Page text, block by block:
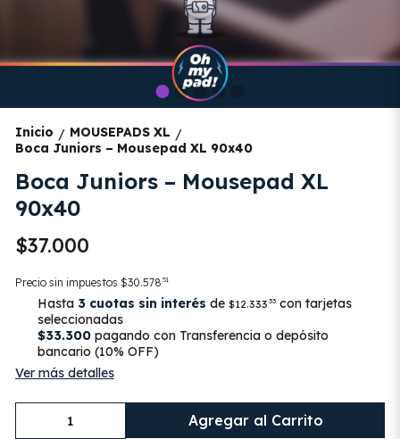
Inicio / MOUSEPADS XL /
Boca Juniors – Mousepad XL 90x40
Boca Juniors – Mousepad XL
90x40
$37.000
Precio sin impuestos $30.578 51
Hasta 3 cuotas sin interés de$12.333 33 con tarjetas
seleccionadas
$33.300pagando con Transferencia o depósito
bancario (10% OFF)
Ver más detalles
Agregar al Carrito